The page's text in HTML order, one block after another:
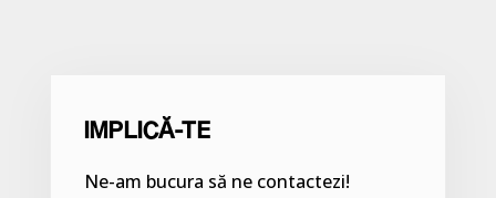
IMPLICĂ-TE
Ne-am bucura să ne contactezi!